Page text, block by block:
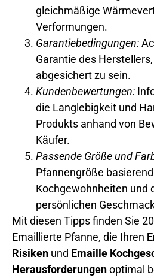
gleichmäßige
Verformungen.
Garantiebedingungen:
Garantie des
abgesichert zu sein.
Kundenbewertungen:
die Langlebigkeit und
Produkts anhand von
Käufer.
Passende Größe und
Pfannengröße
Kochgewohnheiten und
persönlichen
Mit diesen Tipps finden Sie
Emaillierte Pfanne, die Ihren
Risiken und Emaille
Herausforderungenoptimal